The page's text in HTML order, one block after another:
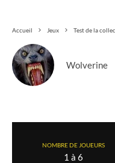
Accueil Jeux Test de la
Wolverine
NOMBRE DE JOUEURS
1 à 6